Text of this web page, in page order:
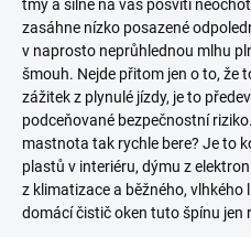
tmy a silně na vás posvítí
zasáhne nízko posazené
v naprosto neprůhlednou mlhu
šmouh. Nejde přitom jen o to, že
zážitek z plynulé jízdy, je to
podceňované bezpečnostní
mastnota tak rychle bere? Je to
plastů v interiéru, dýmu z
z klimatizace a běžného, vlhkého
domácí čistič oken tuto špínu jen